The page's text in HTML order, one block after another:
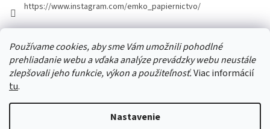
Používame cookies, aby sme Vám umožnili pohodlné
prehliadanie webu a vďaka analýze prevádzky webu neustále
zlepšovali jeho funkcie, výkon a použiteľnosť.Viac informácií
tu.
Nastavenie
https://www.instagram.com/emko_papiernictvo/
Facebook